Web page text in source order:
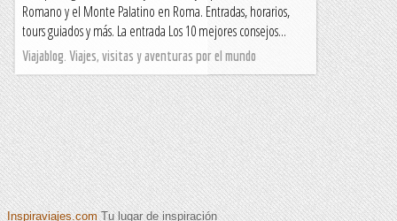
Romano y el Monte Palatino en Roma. Entradas, horarios,
tours guiados y más. La entrada Los 10 mejores consejos...
Viajablog. Viajes, visitas y aventuras por el mundo